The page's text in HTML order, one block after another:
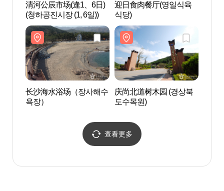
清河公辰市场(逢1、6日)
(청하공진시장 (1, 6일))
迎日食肉餐厅(영일식육
식당)
长沙海水浴场（장사해수
욕장）
庆尚北道树木园 (경상북
도수목원)
查看更多